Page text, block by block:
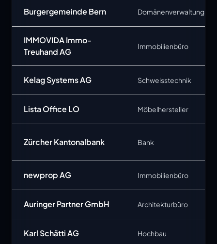
Burgergemeinde Bern Domänenverwaltung
IMMOVIDA Immo-
Treuhand AG
Immobilienbüro
Kelag Systems AG Schweisstechnik
Lista Office LO Möbelhersteller
Zürcher Kantonalbank Bank
newprop AG Immobilienbüro
Auringer Partner GmbH Architekturbüro
Karl Schätti AG Hochbau